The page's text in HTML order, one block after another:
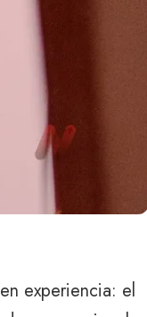
experiencia: el